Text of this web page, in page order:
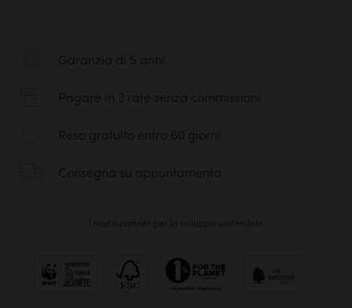
Garanzia di 5 anni
Pagare in 3 rate senza commissioni
Reso gratuito entro 60 giorni
Consegna su appuntamento
I nostri partner per lo sviluppo sostenibile